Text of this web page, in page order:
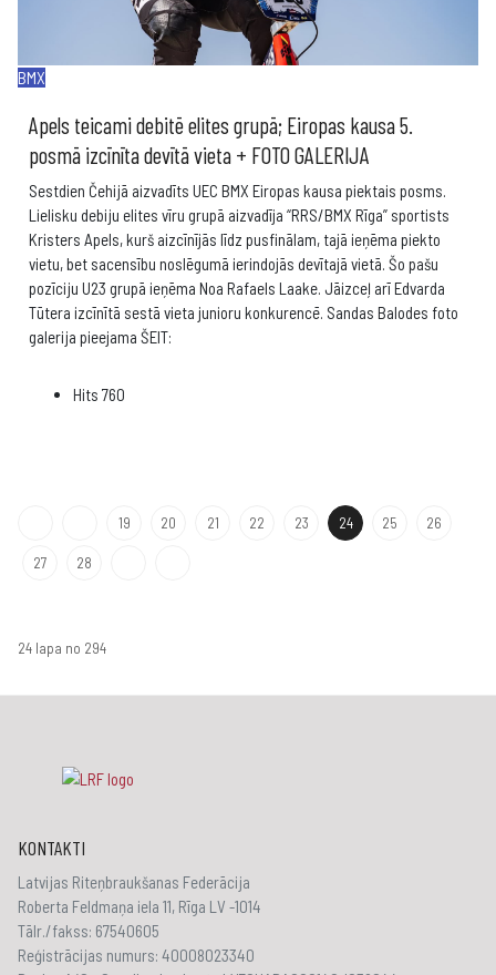
BMX
Apels teicami debitē elites grupā; Eiropas kausa 5.
posmā izcīnīta devītā vieta + FOTO GALERIJA
Sestdien Čehijā aizvadīts UEC BMX Eiropas kausa piektais posms.
Lielisku debiju elites vīru grupā aizvadīja “RRS/BMX Rīga” sportists
Kristers Apels, kurš aizcīnījās līdz pusfinālam, tajā ieņēma piekto
vietu, bet sacensību noslēgumā ierindojās devītajā vietā. Šo pašu
pozīciju U23 grupā ieņēma Noa Rafaels Laake. Jāizceļ arī Edvarda
Tūtera izcīnītā sestā vieta junioru konkurencē. Sandas Balodes foto
galerija pieejama ŠEIT:
Hits 760
19 20 21 22 23 24 25 26
27 28
24 lapa no 294
KONTAKTI
Latvijas Riteņbraukšanas Federācija
Roberta Feldmaņa iela 11, Rīga LV -1014
Tālr./fakss: 67540605
Reģistrācijas numurs: 40008023340